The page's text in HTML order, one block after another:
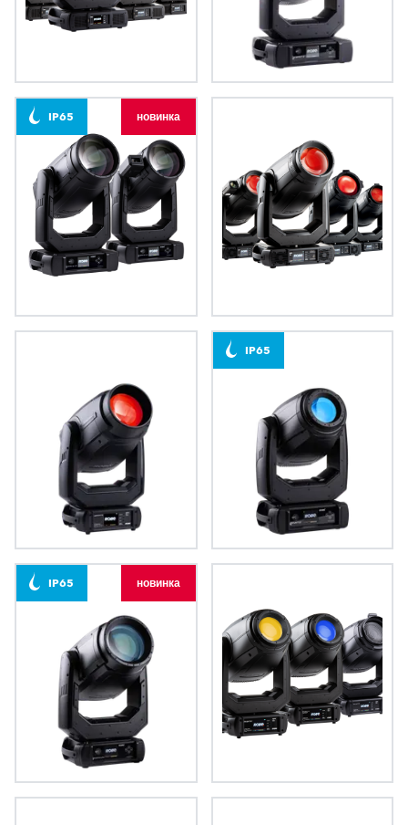
FORTE® iESPRITE®
iESPRITE® LTL
IP65 новинка
ESPRITE®
LedPOINTE® iPAINTE®
IP65
iPAINTE® LTM WB
IP65 новинка
PAINTE®